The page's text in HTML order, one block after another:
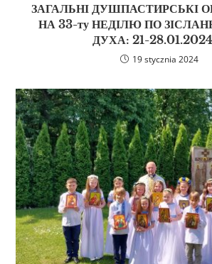
ЗАГАЛЬНІ ДУШПАСТИРСЬКІ
НА 33-ту НЕДІЛЮ ПО
ДУХА: 21-
19 stycznia 2024